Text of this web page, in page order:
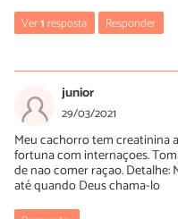
Ver1resposta Responder
ps: sábado... não
amputação era que o
junior
29/03/2021
Meu cachorro tem creatinina
fortuna com internaçoes.
de nao comer raçao.
até quando Deus chama-lo